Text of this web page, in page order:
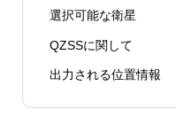
選択可能な衛星
QZSSに関して
出力される位置情報